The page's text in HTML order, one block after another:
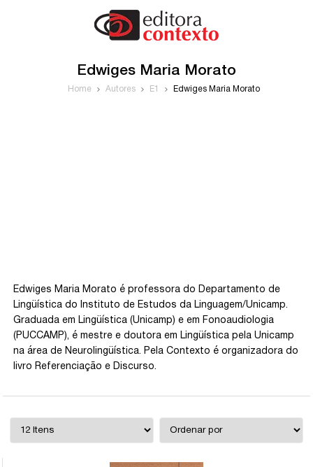
Edwiges Maria Morato
Home Autores E1 Edwiges Maria Morato
Edwiges Maria Morato é professora do Departamento de
Lingüística do Instituto de Estudos da Linguagem/Unicamp.
Graduada em Lingüística (Unicamp) e em Fonoaudiologia
(PUCCAMP), é mestre e doutora em Lingüística pela Unicamp
na área de Neurolingüística. Pela Contexto é organizadora do
livro Referenciação e Discurso.